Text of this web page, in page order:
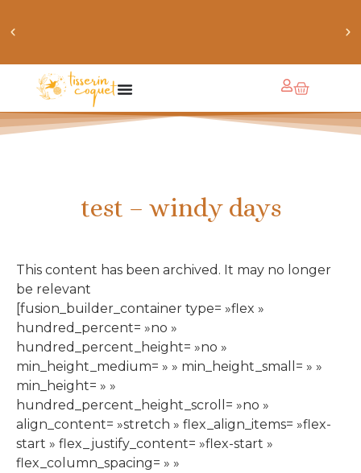
obtiens 20% de réduction sur ton prochain achat de
test – windy days
This content has been archived. It may no longer
be relevant
[fusion_builder_container type= »flex »
hundred_percent= »no »
hundred_percent_height= »no »
min_height_medium= » » min_height_small= » »
min_height= » »
hundred_percent_height_scroll= »no »
align_content= »stretch » flex_align_items= »flex-
start » flex_justify_content= »flex-start »
flex_column_spacing= » »